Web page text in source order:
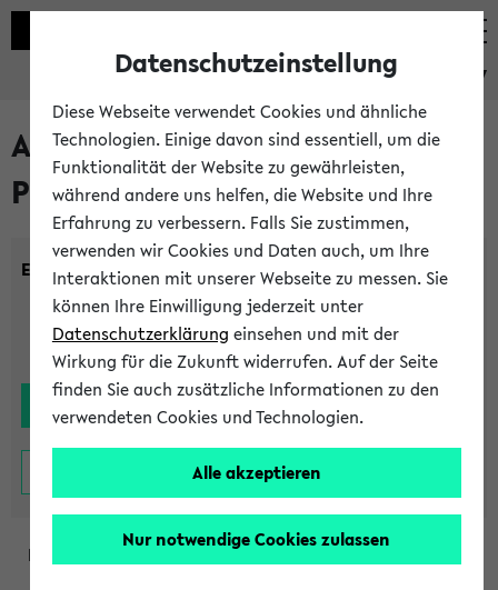
eKVV
Alle noch stattfindenden
Prüfungen
Einrichtung:
Datenschutzeinstellung
Diese Webseite verwendet Cookies und ähnliche
Technologien. Einige davon sind essentiell, um die
Funktionalität der Website zu gewährleisten,
während andere uns helfen, die Website und Ihre
Erfahrung zu verbessern. Falls Sie zustimmen,
verwenden wir Cookies und Daten auch, um Ihre
Interaktionen mit unserer Webseite zu messen. Sie
können Ihre Einwilligung jederzeit unter
Datenschutzerklärung einsehen und mit der
Wirkung für die Zukunft widerrufen. Auf der Seite
finden Sie auch zusätzliche Informationen zu den
verwendeten Cookies und Technologien.
Alle akzeptieren
Nur notwendige Cookies zulassen